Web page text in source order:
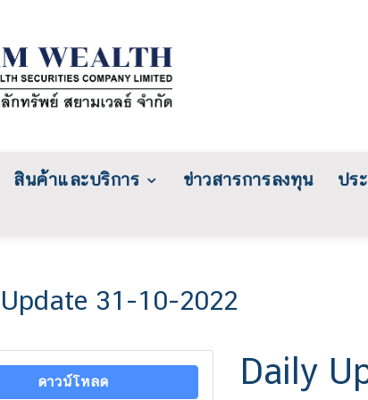
สินค้าและบริการ ข่าวสารการลงทุน ปร
31-10-2022
ดาวน์โหลด
Daily